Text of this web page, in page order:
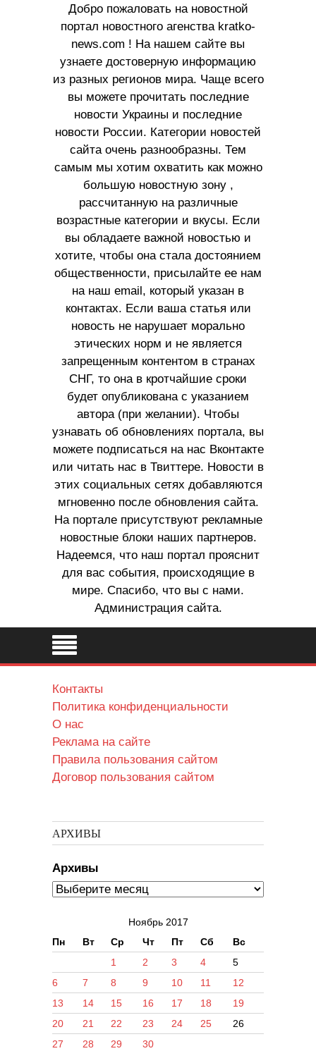
Добро пожаловать на новостной
портал новостного агенства kratko-
news.com ! На нашем сайте вы
узнаете достоверную информацию
из разных регионов мира. Чаще всего
вы можете прочитать последние
новости Украины и последние
новости России. Категории новостей
сайта очень разнообразны. Тем
самым мы хотим охватить как можно
большую новостную зону ,
рассчитанную на различные
возрастные категории и вкусы. Если
вы обладаете важной новостью и
хотите, чтобы она стала достоянием
общественности, присылайте ее нам
на наш email, который указан в
контактах. Если ваша статья или
новость не нарушает морально
этических норм и не является
запрещенным контентом в странах
СНГ, то она в кротчайшие сроки
будет опубликована с указанием
автора (при желании). Чтобы
узнавать об обновлениях портала, вы
можете подписаться на нас Вконтакте
или читать нас в Твиттере. Новости в
этих социальных сетях добавляются
мгновенно после обновления сайта.
На портале присутствуют рекламные
новостные блоки наших партнеров.
Надеемся, что наш портал прояснит
для вас события, происходящие в
мире. Спасибо, что вы с нами.
Администрация сайта.
Контакты
Политика конфиденциальности
О нас
Реклама на сайте
Правила пользования сайтом
Договор пользования сайтом
АРХИВЫ
Архивы
Ноябрь 2017
Пн
Вт Ср Чт Пт Сб
Вс
1
2 3 4
5
6
7 8 9 10 11
12
13
14 15 16 17 18
19
20
21 22 23 24 25
26
27
28 29 30